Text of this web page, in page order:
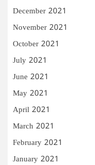
December 2021
November 2021
October 2021
July 2021
June 2021
May 2021
April 2021
March 2021
February 2021
January 2021